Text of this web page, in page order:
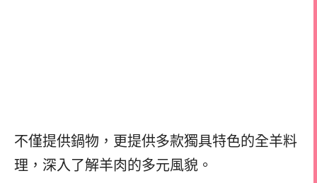
不僅提供鍋物，更提供多款獨具特色的全羊料
理，深入了解羊肉的多元風貌。